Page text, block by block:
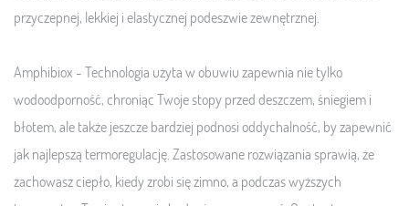
przyczepnej, lekkiej i elastycznej podeszwie zewnętrznej.
Amphibiox - Technologia użyta w obuwiuzapewnia nie tylko
wodoodporność, chroniąc Twoje stopy przed deszczem, śniegiem i
błotem, ale także jeszcze bardziej podnosi oddychalność, by zapewnić
jak najlepszą termoregulację. Zastosowane rozwiązania sprawią, że
zachowasz ciepło, kiedy zrobi się zimno, a podczas wyższych